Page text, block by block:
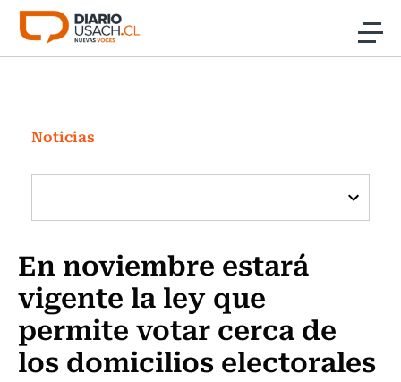
Click acá para ir directamente al contenido
Investigación
Cultura
Programas Radio y TV Usach
Noticias
En noviembre estará
vigente la ley que
permite votar cerca de
los domicilios electorales